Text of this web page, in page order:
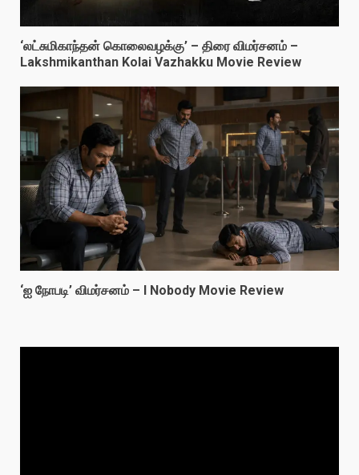
‘லட்சுமிகாந்தன் கொலைவழக்கு’ – திரை விமர்சனம் –
Lakshmikanthan Kolai Vazhakku Movie Review
‘ஐ நோபடி’ விமர்சனம் – I Nobody Movie Review